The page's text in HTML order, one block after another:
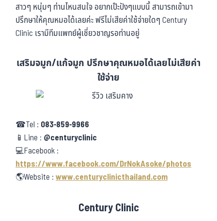
สาวๆ หนุ่มๆ ท่านไหนสนใจ อยากเป๊ะปังๆแบบนี้ สามารถเข้ามา
ปรึกษาให้คุณหมอได้เลยค่ะ ฟรีไม่เสียค่าใช้จ่ายใดๆ Century
Clinic เรามีทีมแพทย์ผู้เชี่ยวชาญรอท่านอยู่
เสริมจมูก/แก้จมูก ปรึกษาคุณหมอได้เลยไม่เสียค่า
ใช้จ่าย
☎Tel : 083-859-9966
📱Line : @centuryclinic
💻Facebook :
https://www.facebook.com/DrNokAsoke/photos
🌎Website :www.centuryclinicthailand.com
Century Clinic